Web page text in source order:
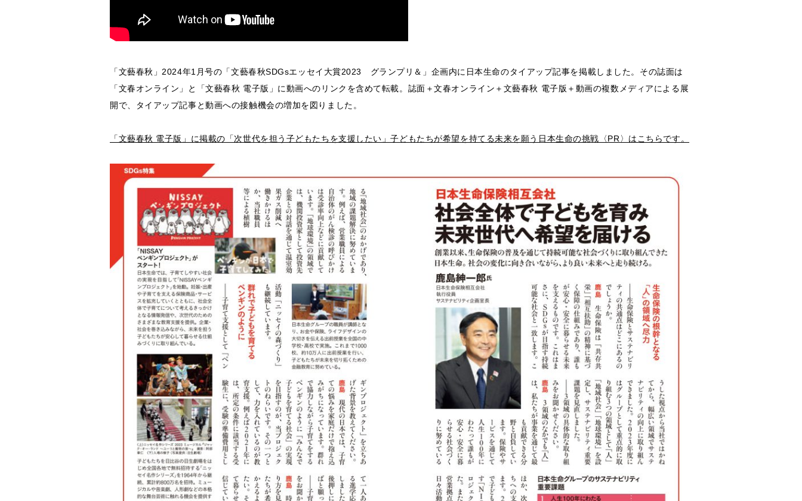
「文藝春秋」2024年1月号の「文藝春秋SDGsエッセイ大賞2023 グランプリ＆」企画内に日本生命のタイアップ記事を掲載しました。その誌面は
「文春オンライン」と「文藝春秋 電子版」に動画へのリンクを含めて転載。誌面＋文春オンライン＋文藝春秋 電子版＋動画の複数メディアによる展
開で、タイアップ記事と動画への接触機会の増加を図りました。
「文藝春秋 電子版」に掲載の「次世代を担う子どもたちを支援したい」子どもたちが希望を持てる未来を願う日本生命の挑戦〈PR〉はこちらです。